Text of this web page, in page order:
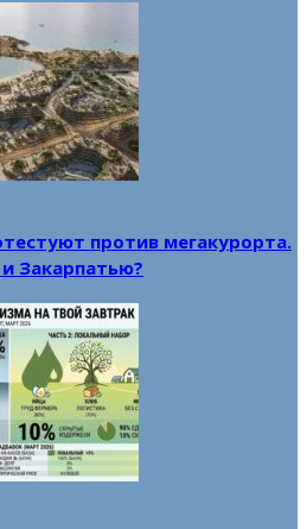
против мегакурорта.
Закарпатью?